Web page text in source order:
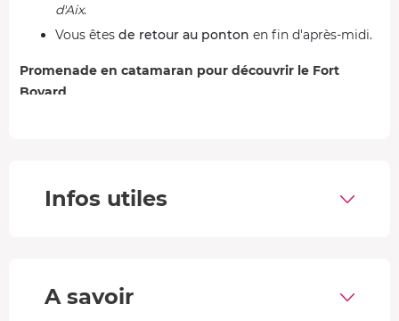
d'Aix.
Vous êtes de retour au ponton en fin d'après-midi.
Promenade en catamaran pour découvrir le Fort
Boyard
Boyard donne cette impression de flotter dans l'océan
Atlantique.
votre sortie en catamaran, vous pourrez aussi voir l'
Infos utiles
A savoir